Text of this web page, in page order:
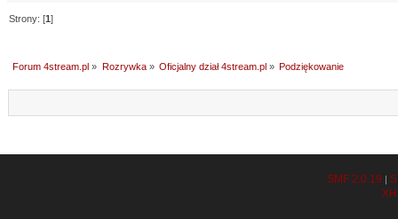
Strony: [1]
Forum 4stream.pl » Rozrywka» Oficjalny dział 4stream.pl» Podziękowanie
SMF 2.0.19 |